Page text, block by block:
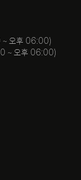
오후 06:00)
~ 오후 06:00)